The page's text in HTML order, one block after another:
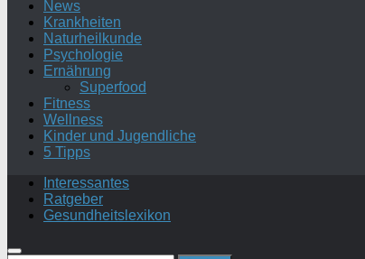
News
Krankheiten
Naturheilkunde
Psychologie
Ernährung
Superfood
Fitness
Wellness
Kinder und Jugendliche
5 Tipps
Interessantes
Ratgeber
Gesundheitslexikon